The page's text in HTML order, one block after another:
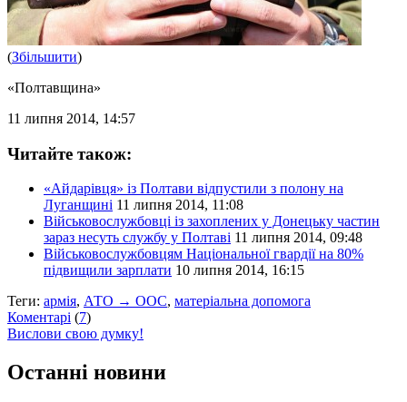
(Збільшити)
«Полтавщина»
11 липня 2014, 14:57
Читайте також:
«Айдарівця» із Полтави відпустили з полону на
Луганщині 11 липня 2014, 11:08
Військовослужбовці із захоплених у Донецьку частин
зараз несуть службу у Полтаві 11 липня 2014, 09:48
Військовослужбовцям Національної гвардії на 80%
підвищили зарплати 10 липня 2014, 16:15
Теги: армія, АТО → ООС, матеріальна допомога
Коментарі (7)
Вислови свою думку!
Останні новини